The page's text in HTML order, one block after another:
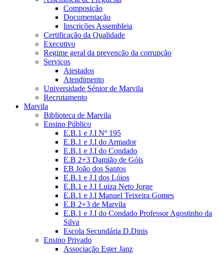
Composição
Documentação
Inscrições Assembleia
Certificação da Qualidade
Executivo
Regime geral da prevenção da corrupção
Serviços
Atestados
Atendimento
Universidade Sénior de Marvila
Recrutamento
Marvila
Biblioteca de Marvila
Ensino Público
E.B.1 e J.I Nº 195
E.B.1 e J.I do Armador
E.B.1 e J.I do Condado
E.B 2+3 Damião de Góis
EB João dos Santos
E.B.1 e J.I dos Lóios
E.B.1 e J.I Luiza Neto Jorge
E.B.1 e J.I Manuel Teixeira Gomes
E.B 2+3 de Marvila
E.B.1 e J.I do Condado Professor Agostinho da
Silva
Escola Secundária D.Dinis
Ensino Privado
Associação Ester Janz